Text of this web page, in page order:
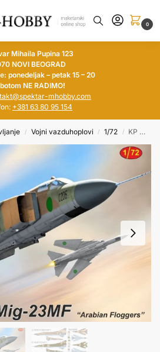
0
Mihaila Pupina 123
NOVI BEOGRAD
ponedeljak – petak 15 – 20
NE RADIMO!
mhobby.com
+381 63 80 95 154
/ Vojni vazduhoplovi / 1/72 / KP MODELS 1/72 Mikojan-Gurjevič MiG-23MF „Arabian Floggers“